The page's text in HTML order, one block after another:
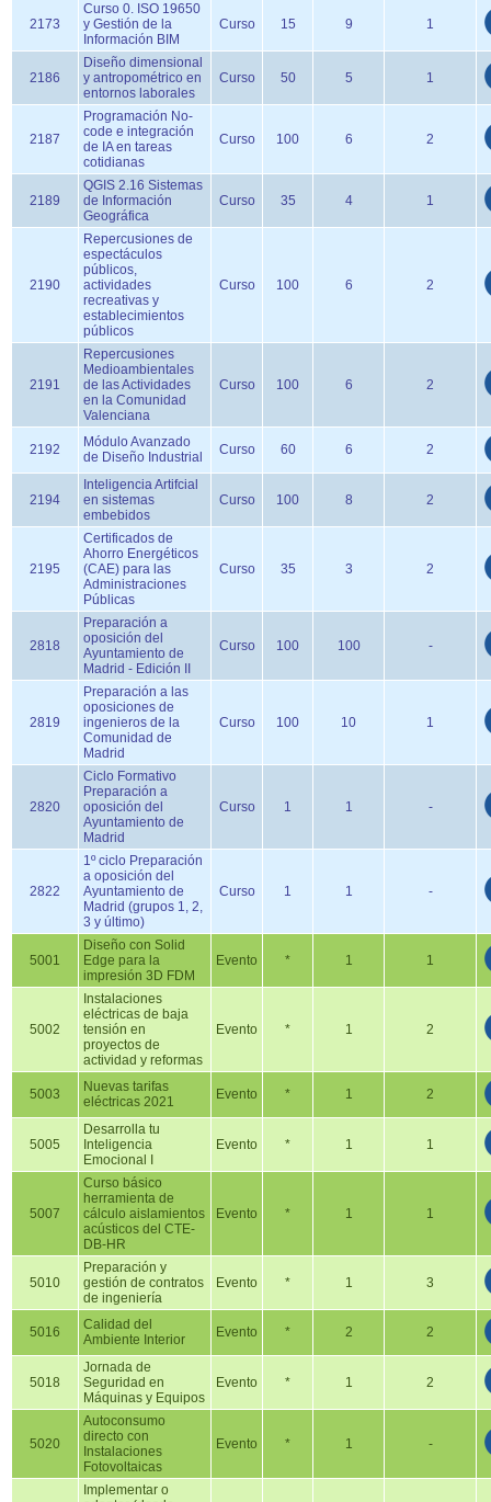
2173
Curso 0. ISO 19650
y Gestión de la
Información BIM
Curso 15 9 1
2186
Diseño dimensional
y antropométrico en
entornos laborales
Curso 50 5 1
2187
Programación No-
code e integración
de IA en tareas
cotidianas
Curso 100 6 2
2189
QGIS 2.16 Sistemas
de Información
Geográfica
Curso 35 4 1
2190
Repercusiones de
espectáculos
públicos,
actividades
recreativas y
establecimientos
públicos
Curso 100 6 2
2191
Repercusiones
Medioambientales
de las Actividades
en la Comunidad
Valenciana
Curso 100 6 2
2192
Módulo Avanzado
de Diseño Industrial
Curso 60 6 2
2194
Inteligencia Artifcial
en sistemas
embebidos
Curso 100 8 2
2195
Certificados de
Ahorro Energéticos
(CAE) para las
Administraciones
Públicas
Curso 35 3 2
2818
Preparación a
oposición del
Ayuntamiento de
Madrid - Edición II
Curso 100 100 -
2819
Preparación a las
oposiciones de
ingenieros de la
Comunidad de
Madrid
Curso 100 10 1
2820
Ciclo Formativo
Preparación a
oposición del
Ayuntamiento de
Madrid
Curso 1 1 -
2822
1º ciclo Preparación
a oposición del
Ayuntamiento de
Madrid (grupos 1, 2,
3 y último)
Curso 1 1 -
5001
Diseño con Solid
Edge para la
impresión 3D FDM
Evento * 1 1
5002
Instalaciones
eléctricas de baja
tensión en
proyectos de
actividad y reformas
Evento * 1 2
5003
Nuevas tarifas
eléctricas 2021
Evento * 1 2
5005
Desarrolla tu
Inteligencia
Emocional I
Evento * 1 1
5007
Curso básico
herramienta de
cálculo aislamientos
acústicos del CTE-
DB-HR
Evento * 1 1
5010
Preparación y
gestión de contratos
de ingeniería
Evento * 1 3
5016
Calidad del
Ambiente Interior
Evento * 2 2
5018
Jornada de
Seguridad en
Máquinas y Equipos
Evento * 1 2
5020
Autoconsumo
directo con
Instalaciones
Fotovoltaicas
Evento * 1 -
Implementar o